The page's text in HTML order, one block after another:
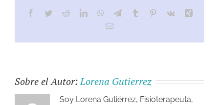
Sobre el Autor:Lorena Gutierrez
Soy Lorena Gutiérrez, Fisioterapeuta,